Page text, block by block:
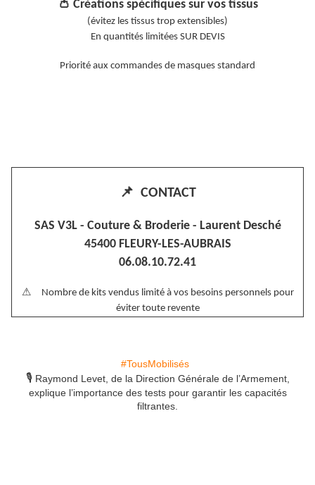
👛 Créations spécifiques sur vos tissus
(évitez les tissus trop extensibles)
En quantités limitées SUR DEVIS
Priorité aux commandes de masques standard
📌 CONTACT
SAS V3L - Couture & Broderie - Laurent Desché
45400 FLEURY-LES-AUBRAIS
06.08.10.72.41
⚠ Nombre de kits vendus limité à vos besoins personnels pour
éviter toute revente
#TousMobilisés
🎙Raymond Levet, de la Direction Générale de l’Armement,
explique l’importance des tests pour garantir les capacités
filtrantes.